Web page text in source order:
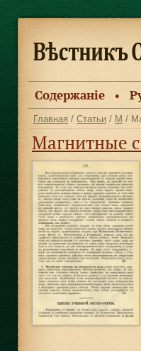
Содержанiе ●
Главная / Статьи / М /
Магнитные